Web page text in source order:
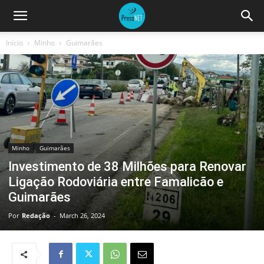
Início Minho Guimarães
Minho Guimarães
Investimento de 38 Milhões para Renovar
Ligação Rodoviária entre Famalicão e
Guimarães
Por Redação - March 26, 2024